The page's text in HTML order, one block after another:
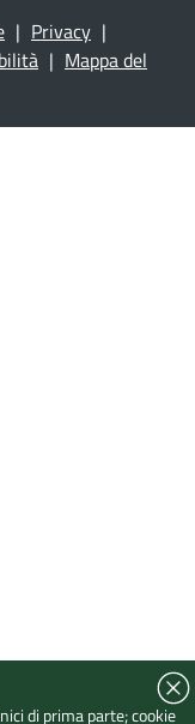
| Privacy |
| Mappa del
di prima parte; cookie